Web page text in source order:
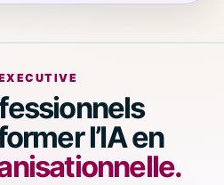
l’IA en